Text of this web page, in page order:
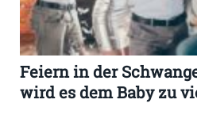
Feiern in der
wird es dem Baby zu